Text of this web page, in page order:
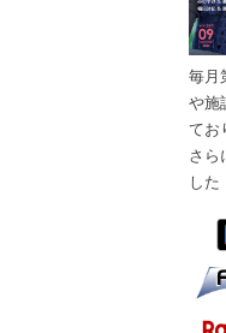
毎月
や施
てお
さら
した